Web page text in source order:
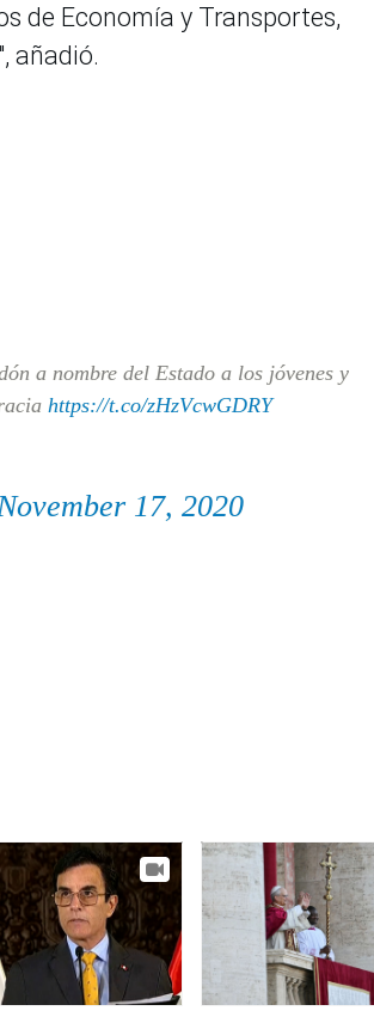
de Economía y Transportes,
añadió.
a nombre del Estado a los jóvenes y
https://t.co/zHzVcwGDRY
17, 2020